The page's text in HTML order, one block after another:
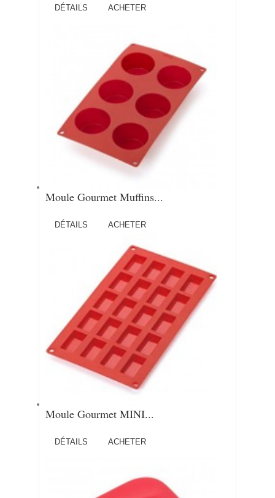
DÉTAILS ACHETER
Moule Gourmet Muffins...
DÉTAILS ACHETER
Moule Gourmet MINI...
DÉTAILS ACHETER